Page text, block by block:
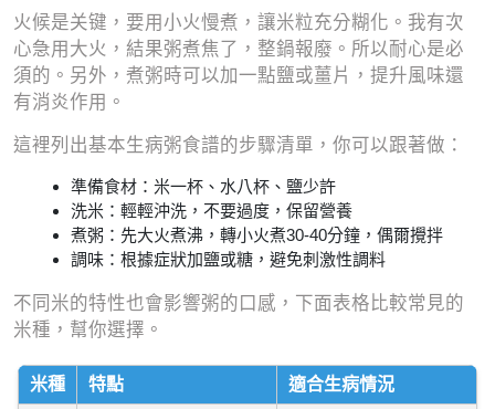
火候是关键，要用小火慢煮，讓米粒充分糊化。我有次
心急用大火，結果粥煮焦了，整鍋報廢。所以耐心是必
須的。另外，煮粥時可以加一點鹽或薑片，提升風味還
有消炎作用。
這裡列出基本生病粥食譜的步驟清單，你可以跟著做：
準備食材：米一杯、水八杯、鹽少許
洗米：輕輕沖洗，不要過度，保留營養
煮粥：先大火煮沸，轉小火煮30-40分鐘，偶爾攪拌
調味：根據症狀加鹽或糖，避免刺激性調料
不同米的特性也會影響粥的口感，下面表格比較常見的
米種，幫你選擇。
米種 特點 適合生病情況